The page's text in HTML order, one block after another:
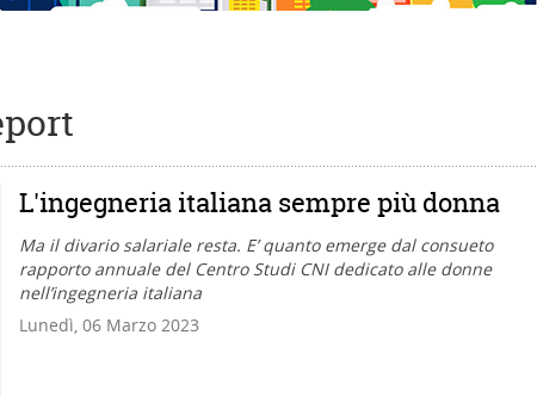
L'ingegneria italiana sempre più donna
Ma il divario salariale resta. E’ quanto emerge dal consueto
rapporto annuale del Centro Studi CNI dedicato alle donne
nell’ingegneria italiana
Lunedì, 06 Marzo 2023